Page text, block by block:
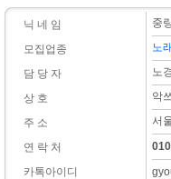
닉 네 임
모집업종
담 당 자
상 호
주 소
연 락 처
카톡아이디
중
노
노
악
서